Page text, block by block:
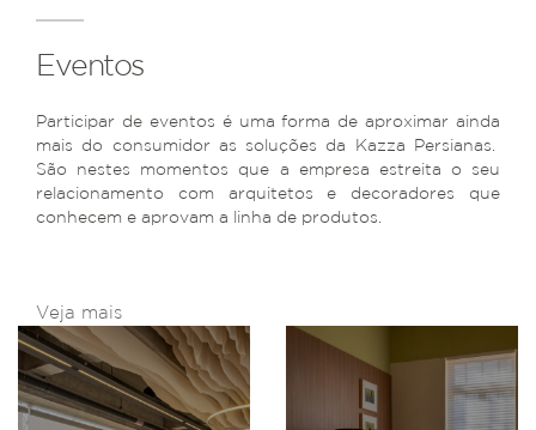
Eventos
Participar de eventos é uma forma de aproximar ainda
mais do consumidor as soluções da Kazza Persianas.
São nestes momentos que a empresa estreita o seu
relacionamento com arquitetos e decoradores que
conhecem e aprovam a linha de produtos.
Veja mais